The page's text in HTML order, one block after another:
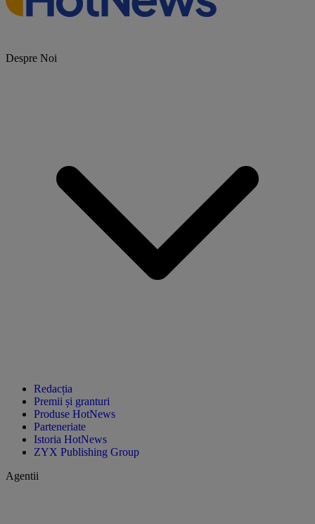
Despre Noi
Redacția
Premii și granturi
Produse HotNews
Parteneriate
Istoria HotNews
ZYX Publishing Group
Agentii